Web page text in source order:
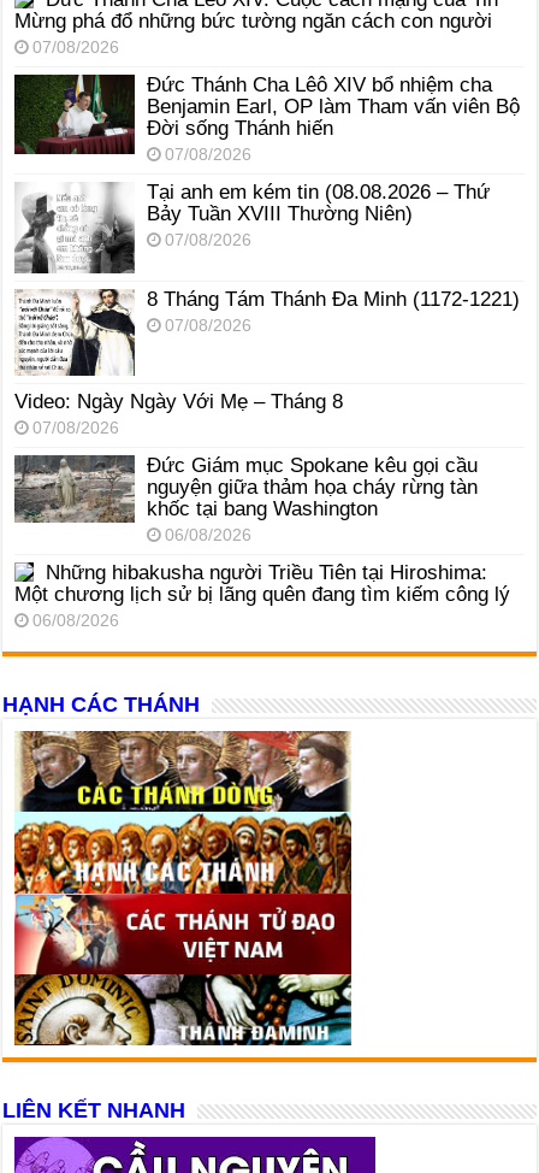
Mừng phá đổ những bức tường ngăn cách con người
07/08/2026
Đức Thánh Cha Lêô XIV bổ nhiệm cha
Benjamin Earl, OP làm Tham vấn viên Bộ
Đời sống Thánh hiến
07/08/2026
Tại anh em kém tin (08.08.2026 – Thứ
Bảy Tuần XVIII Thường Niên)
07/08/2026
8 Tháng Tám Thánh Ða Minh (1172-1221)
07/08/2026
Video: Ngày Ngày Với Mẹ – Tháng 8
07/08/2026
Đức Giám mục Spokane kêu gọi cầu
nguyện giữa thảm họa cháy rừng tàn
khốc tại bang Washington
06/08/2026
Những hibakusha người Triều Tiên tại Hiroshima:
Một chương lịch sử bị lãng quên đang tìm kiếm công lý
06/08/2026
HẠNH CÁC THÁNH
LIÊN KẾT NHANH